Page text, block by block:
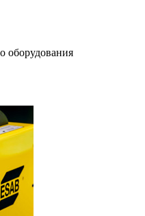
оборудования